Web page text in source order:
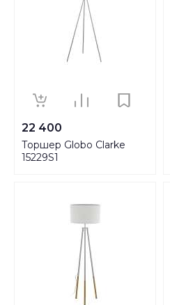
22 400
Торшер Globo Clarke
15229S1